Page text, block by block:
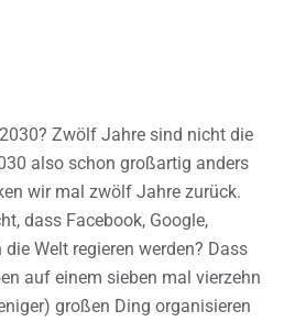
Zwölf Jahre sind nicht die
also schon großartig anders
wir mal zwölf Jahre zurück.
dass Facebook, Google,
Welt regieren werden? Dass
auf einem sieben mal vierzehn
großen Ding organisieren